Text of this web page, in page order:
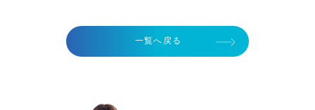
一覧へ戻る